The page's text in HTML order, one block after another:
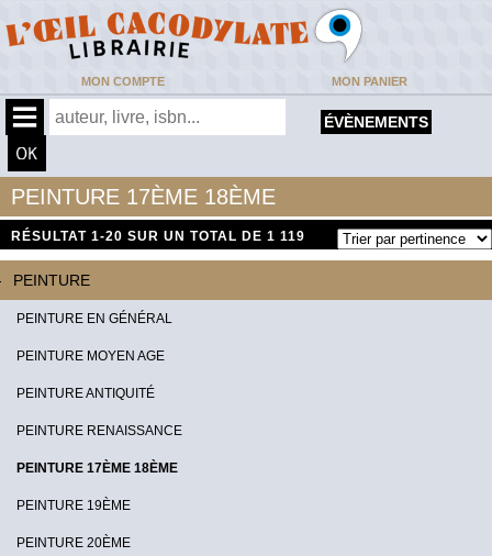
MON COMPTE MON PANIER
ÉVÈNEMENTS
PEINTURE 17ÈME 18ÈME
RÉSULTAT 1-20 SUR UN TOTAL DE 1 119
PEINTURE
PEINTURE EN GÉNÉRAL
PEINTURE MOYEN AGE
PEINTURE ANTIQUITÉ
PEINTURE RENAISSANCE
PEINTURE 17ÈME 18ÈME
PEINTURE 19ÈME
PEINTURE 20ÈME